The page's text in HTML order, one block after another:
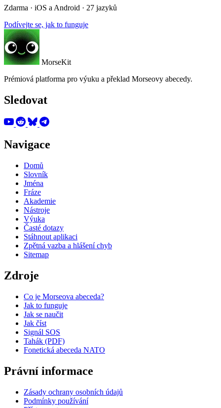
Zdarma · iOS a Android · 27 jazyků
Podívejte se, jak to funguje
MorseKit
Prémiová platforma pro výuku a překlad Morseovy abecedy.
Sledovat
Navigace
Domů
Slovník
Jména
Fráze
Akademie
Nástroje
Výuka
Časté dotazy
Stáhnout aplikaci
Zpětná vazba a hlášení chyb
Sitemap
Zdroje
Co je Morseova abeceda?
Jak to funguje
Jak se naučit
Jak číst
Signál SOS
Tahák (PDF)
Fonetická abeceda NATO
Právní informace
Zásady ochrany osobních údajů
Podmínky používání